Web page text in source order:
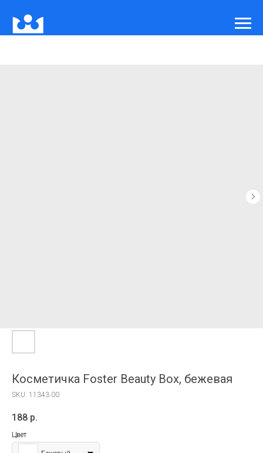
Косметичка Foster Beauty Box, бежевая
SKU: 11343.00
188 р.
Цвет